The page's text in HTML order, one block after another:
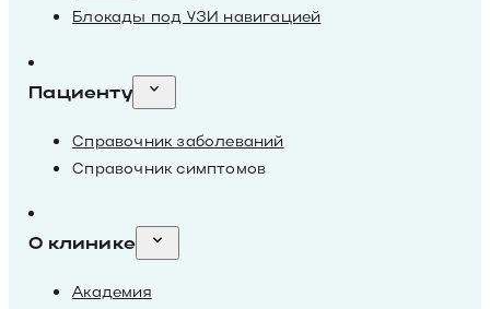
Блокады под УЗИ навигацией
Пациенту
Справочник заболеваний
Справочник симптомов
О клинике
Академия